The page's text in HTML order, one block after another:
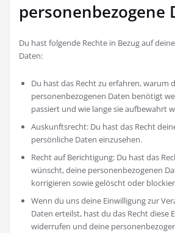
personenbezogene
Du hast folgende Rechte in Bezug auf
Daten:
Du hast das Recht zu erfahren, warum
personenbezogenen Daten benötigt
passiert und wie lange sie aufbewahrt
Auskunftsrecht: Du hast das Recht
persönliche Daten einzusehen.
Recht auf Berichtigung: Du hast das
wünscht, deine personenbezogenen
korrigieren sowie gelöscht oder
Wenn du uns deine Einwilligung zur
Daten erteilst, hast du das Recht diese
widerrufen und deine